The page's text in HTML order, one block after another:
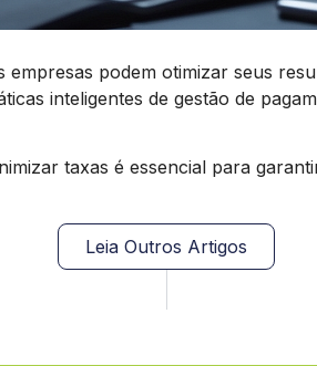
podem otimizar seus
inteligentes de gestão de
taxas é essencial para
Leia Outros Artigos